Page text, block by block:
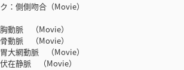
：側側吻合（Movie）
動脈 （Movie）
動脈 （Movie）
大網動脈 （Movie）
在静脈 （Movie）